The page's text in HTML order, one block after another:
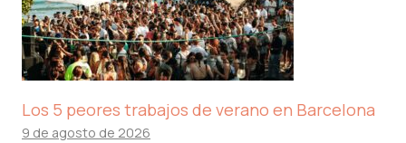
Los 5 peores trabajos de verano en Barcelona
9 de agosto de 2026